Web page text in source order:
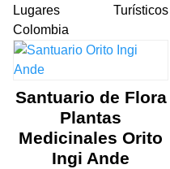
Lugares Turísticos
Colombia
Santuario de Flora
Plantas
Medicinales Orito
Ingi Ande